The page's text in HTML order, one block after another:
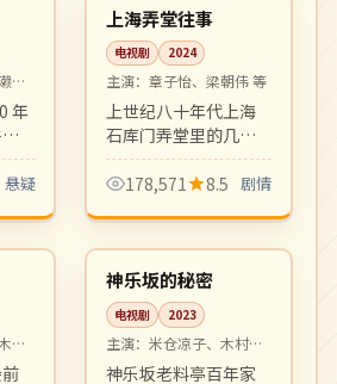
铃
年
悬疑
中国
上海弄堂往事
电视剧 2024
主演： 章子怡、梁朝伟 等
上世纪八十年代上海
石库门弄堂里的几户
人家，跨越三十年的
家族变迁与城市记
群像剧的高水准之
作。
178,571 8.5 剧情
隆
日本
完结 10:28
神乐坂的秘密
电视剧 2023
主演： 米仓凉子、木村拓
哉 等
神乐坂老料亭百年家